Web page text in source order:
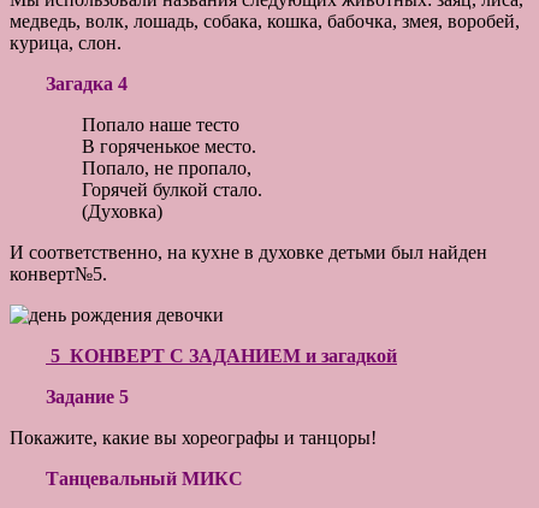
медведь, волк, лошадь, собака, кошка, бабочка, змея, воробей,
курица, слон.
Загадка 4
Попало наше тесто
В горяченькое место.
Попало, не пропало,
Горячей булкой стало.
(Духовка)
И соответственно, на кухне в духовке детьми был найден
конверт№5.
5 КОНВЕРТ С ЗАДАНИЕМ и загадкой
Задание 5
Покажите, какие вы хореографы и танцоры!
Танцевальный МИКС